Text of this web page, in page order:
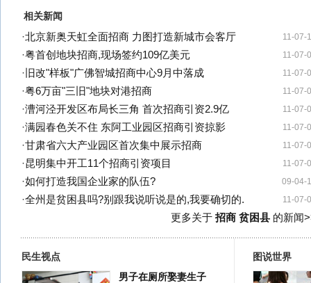
相关新闻
11-07-
·北京新奥天虹全面招商 力图打造新城市会客厅
11-07-
·粤首创地块招商,现场签约109亿美元
11-07-
· 旧改"样板"广佛智城招商中心9月中落成
11-07-
·粤6万亩"三旧"地块对港招商
11-07-
·漕河泾开发区布局长三角 首次招商引资2.9亿
11-07-
·满园春色关不住 东阿工业园区招商引资掠影
11-07-
·甘肃省六大产业园区首次集中展示招商
11-07-
·昆明集中开工11个招商引资项目
09-04-
·如何打造我国企业家的队伍?
11-07-
·全州是贫困县吗?别跟我说听说是的,我要确切的.
更多关于 招商 贫困县的新闻
民生视点
男子在厕所娶妻生子
图说世界